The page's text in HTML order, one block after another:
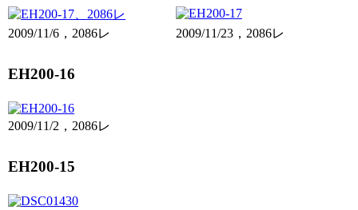
2009/11/6，2086レ 2009/11/23，2086レ
EH200-16
2009/11/2，2086レ
EH200-15